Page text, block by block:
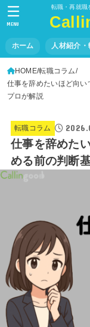
転職・再就職
ホーム 人材紹介
MENU
HOME 転職コラム
仕事を辞めたいほど向
プロが解説
転職コラム
仕事を辞めた
める前の判断